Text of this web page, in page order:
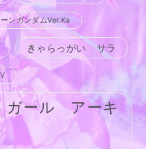
ンガンダムVer.Ka
きゃらっがい サラ
ガール アーキ